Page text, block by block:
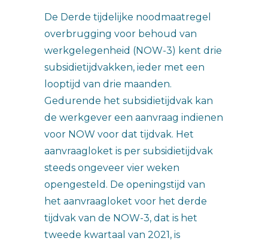
De Derde tijdelijke noodmaatregel
overbrugging voor behoud van
werkgelegenheid (NOW-3) kent drie
subsidietijdvakken, ieder met een
looptijd van drie maanden.
Gedurende het subsidietijdvak kan
de werkgever een aanvraag indienen
voor NOW voor dat tijdvak. Het
aanvraagloket is per subsidietijdvak
steeds ongeveer vier weken
opengesteld. De openingstijd van
het aanvraagloket voor het derde
tijdvak van de NOW-3, dat is het
tweede kwartaal van 2021, is